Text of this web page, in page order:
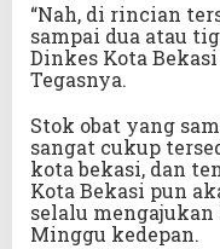
“Nah, di rincian
sampai dua atau
Dinkes Kota
Tegasnya.
Stok obat yang
sangat cukup
kota bekasi, dan
Kota Bekasi pun
selalu mengajukan
Minggu kedepan.